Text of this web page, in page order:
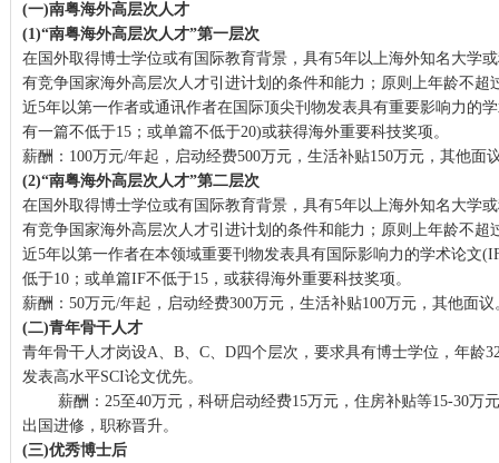
(一)南粤海外高层次人才
(1)“南粤海外高层次人才”第一层次
在国外取得博士学位或有国际教育背景，具有5年以上海外知名大学
有竞争国家海外高层次人才引进计划的条件和能力；原则上年龄不超
近5年以第一作者或通讯作者在国际顶尖刊物发表具有重要影响力的
有一篇不低于15；或单篇不低于20)或获得海外重要科技奖项。
薪酬：100万元/年起，启动经费500万元，生活补贴150万元，其他面
(2)“南粤海外高层次人才”第二层次
在国外取得博士学位或有国际教育背景，具有5年以上海外知名大学
有竞争国家海外高层次人才引进计划的条件和能力；原则上年龄不超
近5年以第一作者在本领域重要刊物发表具有国际影响力的学术论文
低于10；或单篇IF不低于15，或获得海外重要科技奖项。
薪酬：50万元/年起，启动经费300万元，生活补贴100万元，其他面议
(二)青年骨干人才
青年骨干人才岗设A、B、C、D四个层次，要求具有博士学位，年龄
发表高水平SCI论文优先。
薪酬：25至40万元，科研启动经费15万元，住房补贴等15-30万
出国进修，职称晋升。
(三)优秀博士后